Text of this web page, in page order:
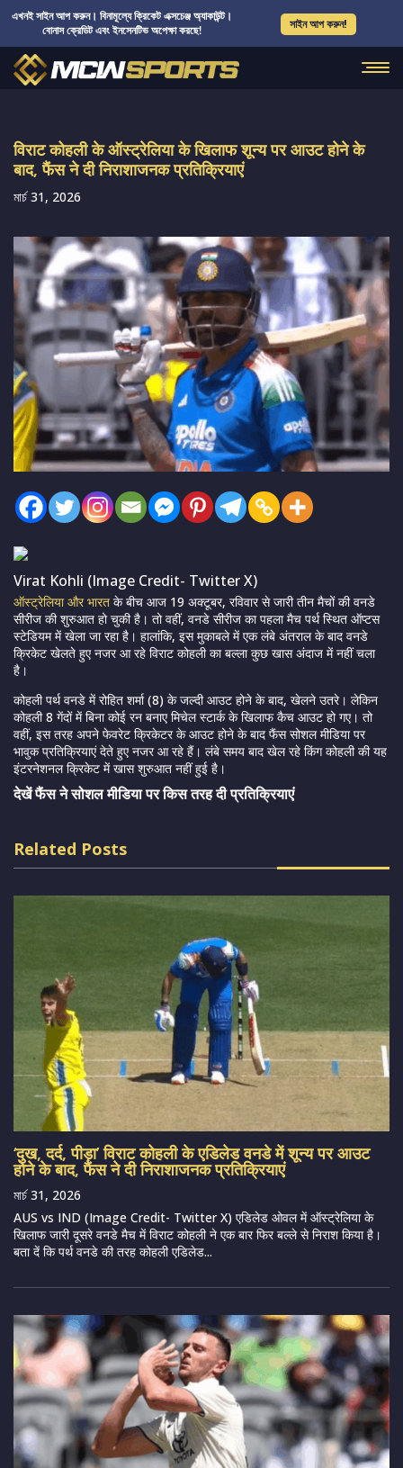
এখনই সাইন আপ করুন। বিনামূল্যে ক্রিকেট এক্সচেঞ্জ অ্যাকাউন্ট।
বোনাস ক্রেডিট এবং ইনসেনটিভ অপেক্ষা করছে!
সাইন আপ করুন!
विराट कोहली के ऑस्ट्रेलिया के खिलाफ शून्य पर आउट होने के
बाद, फैंस ने दी निराशाजनक प्रतिक्रियाएं
মার্চ 31, 2026
Virat Kohli (Image Credit- Twitter X)
ऑस्ट्रेलिया और भारत के बीच आज 19 अक्टूबर, रविवार से जारी तीन मैचों की वनडे
सीरीज की शुरुआत हो चुकी है। तो वहीं, वनडे सीरीज का पहला मैच पर्थ स्थित ऑप्टस
स्टेडियम में खेला जा रहा है। हालांकि, इस मुकाबले में एक लंबे अंतराल के बाद वनडे
क्रिकेट खेलते हुए नजर आ रहे विराट कोहली का बल्ला कुछ खास अंदाज में नहीं चला
है।
कोहली पर्थ वनडे में रोहित शर्मा (8) के जल्दी आउट होने के बाद, खेलने उतरे। लेकिन
कोहली 8 गेंदों में बिना कोई रन बनाए मिचेल स्टार्क के खिलाफ कैच आउट हो गए। तो
वहीं, इस तरह अपने फेवरेट क्रिकेटर के आउट होने के बाद फैंस सोशल मीडिया पर
भावुक प्रतिक्रियाएं देते हुए नजर आ रहे हैं। लंबे समय बाद खेल रहे किंग कोहली की यह
इंटरनेशनल क्रिकेट में खास शुरुआत नहीं हुई है।
देखें फैंस ने सोशल मीडिया पर किस तरह दी प्रतिक्रियाएं
Related Posts
‘दुख, दर्द, पीड़ा’ विराट कोहली के एडिलेड वनडे में शून्य पर आउट
होने के बाद, फैंस ने दी निराशाजनक प्रतिक्रियाएं
মার্চ 31, 2026
AUS vs IND (Image Credit- Twitter X) एडिलेड ओवल में ऑस्ट्रेलिया के
खिलाफ जारी दूसरे वनडे मैच में विराट कोहली ने एक बार फिर बल्ले से निराश किया है।
बता दें कि पर्थ वनडे की तरह कोहली एडिलेड...